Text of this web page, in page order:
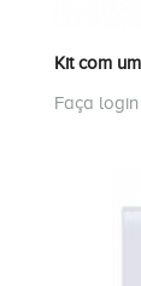
Kit com
Faça